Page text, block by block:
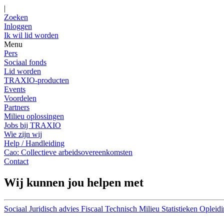
|
Zoeken
Inloggen
Ik wil lid worden
Menu
Pers
Sociaal fonds
Lid worden
TRAXIO-producten
Events
Voordelen
Partners
Milieu oplossingen
Jobs bij TRAXIO
Wie zijn wij
Help / Handleiding
Cao: Collectieve arbeidsovereenkomsten
Contact
Wij kunnen jou helpen met
Sociaal Juridisch advies Fiscaal Technisch Milieu Statistieken